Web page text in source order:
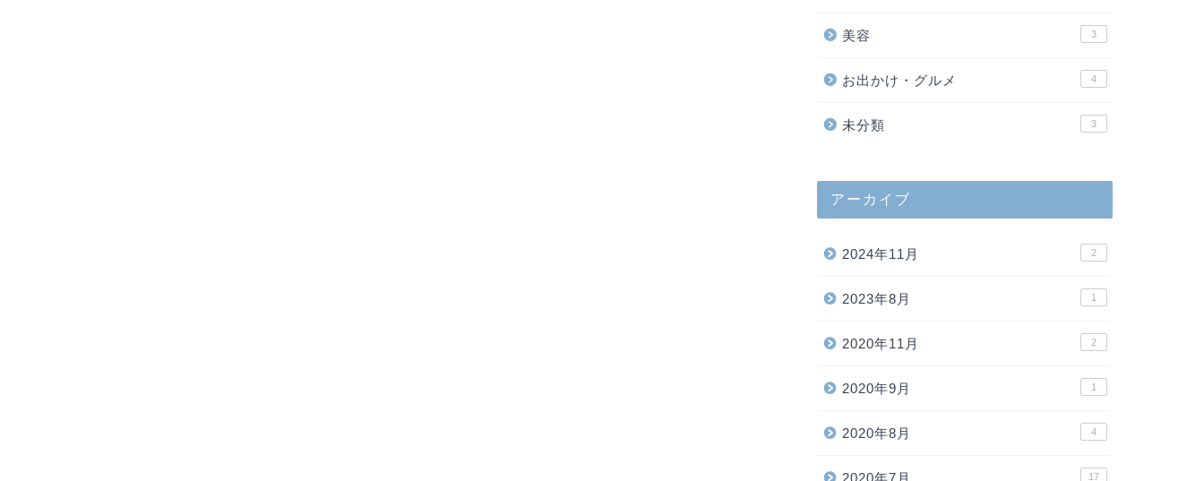
美容 3
お出かけ・グルメ 4
未分類 3
アーカイブ
2024年11月 2
2023年8月 1
2020年11月 2
2020年9月 1
2020年8月 4
2020年7月 17